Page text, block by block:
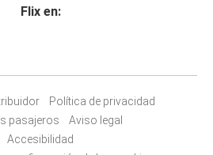
Flix en:
Política de privacidad
pasajeros
Aviso legal
Accesibilidad